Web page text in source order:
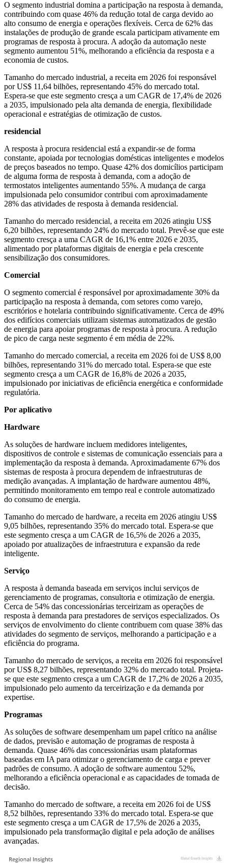
O segmento industrial domina a participação na resposta à demanda,
contribuindo com quase 46% da redução total de carga devido ao
alto consumo de energia e operações flexíveis. Cerca de 62% das
instalações de produção de grande escala participam ativamente em
programas de resposta à procura. A adoção da automação neste
segmento aumentou 51%, melhorando a eficiência da resposta e a
economia de custos.
Tamanho do mercado industrial, a receita em 2026 foi responsável
por US$ 11,64 bilhões, representando 45% do mercado total.
Espera-se que este segmento cresça a um CAGR de 17,4% de 2026
a 2035, impulsionado pela alta demanda de energia, flexibilidade
operacional e estratégias de otimização de custos.
residencial
A resposta à procura residencial está a expandir-se de forma
constante, apoiada por tecnologias domésticas inteligentes e modelos
de preços baseados no tempo. Quase 42% dos domicílios participam
de alguma forma de resposta à demanda, com a adoção de
termostatos inteligentes aumentando 55%. A mudança de carga
impulsionada pelo consumidor contribui com aproximadamente
28% das atividades de resposta à demanda residencial.
Tamanho do mercado residencial, a receita em 2026 atingiu US$
6,20 bilhões, representando 24% do mercado total. Prevê-se que este
segmento cresça a uma CAGR de 16,1% entre 2026 e 2035,
alimentado por plataformas digitais de energia e pela crescente
sensibilização dos consumidores.
Comercial
O segmento comercial é responsável por aproximadamente 30% da
participação na resposta à demanda, com setores como varejo,
escritórios e hotelaria contribuindo significativamente. Cerca de 49%
dos edifícios comerciais utilizam sistemas automatizados de gestão
de energia para apoiar programas de resposta à procura. A redução
de pico de carga neste segmento é em média de 22%.
Tamanho do mercado comercial, a receita em 2026 foi de US$ 8,00
bilhões, representando 31% do mercado total. Espera-se que este
segmento cresça a um CAGR de 16,8% de 2026 a 2035,
impulsionado por iniciativas de eficiência energética e conformidade
regulatória.
Por aplicativo
Hardware
As soluções de hardware incluem medidores inteligentes,
dispositivos de controle e sistemas de comunicação essenciais para a
implementação da resposta à demanda. Aproximadamente 67% dos
sistemas de resposta à procura dependem de infraestruturas de
medição avançadas. A implantação de hardware aumentou 48%,
permitindo monitoramento em tempo real e controle automatizado
do consumo de energia.
Tamanho do mercado de hardware, a receita em 2026 atingiu US$
9,05 bilhões, representando 35% do mercado total. Espera-se que
este segmento cresça a um CAGR de 16,5% de 2026 a 2035,
apoiado por atualizações de infraestrutura e expansão da rede
inteligente.
Serviço
A resposta à demanda baseada em serviços inclui serviços de
gerenciamento de programas, consultoria e otimização de energia.
Cerca de 54% das concessionárias terceirizam as operações de
resposta à demanda para prestadores de serviços especializados. Os
serviços de envolvimento do cliente contribuem com quase 38% das
atividades do segmento de serviços, melhorando a participação e a
eficiência do programa.
Tamanho do mercado de serviços, a receita em 2026 foi responsável
por US$ 8,27 bilhões, representando 32% do mercado total. Projeta-
se que este segmento cresça a um CAGR de 17,2% de 2026 a 2035,
impulsionado pelo aumento da terceirização e da demanda por
expertise.
Programas
As soluções de software desempenham um papel crítico na análise
de dados, previsão e automação de programas de resposta à
demanda. Quase 46% das concessionárias usam plataformas
baseadas em IA para otimizar o gerenciamento de carga e prever
padrões de consumo. A adoção de software aumentou 52%,
melhorando a eficiência operacional e as capacidades de tomada de
decisão.
Tamanho do mercado de software, a receita em 2026 foi de US$
8,52 bilhões, representando 33% do mercado total. Espera-se que
este segmento cresça a um CAGR de 17,5% de 2026 a 2035,
impulsionado pela transformação digital e pela adoção de análises
avançadas.